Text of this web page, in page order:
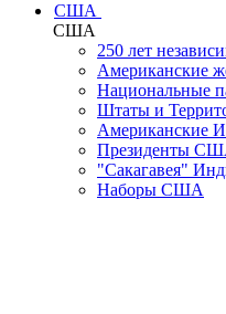
США
США
250 лет
Американские
Национальные
Штаты и
Американские
Президенты
"Сакагавея"
Наборы США